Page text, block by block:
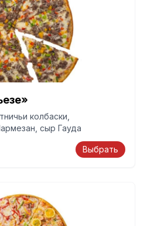
колбаски,
сыр Гауда
Выбрать